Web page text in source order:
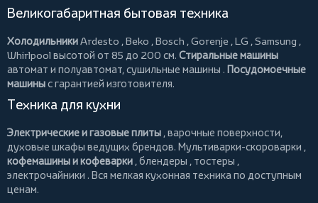
Великогабаритная бытовая техника
ХолодильникиArdesto ,Beko ,Bosch ,Gorenje ,LG ,Samsung ,
Whirlpool высотой от 85 до 200 см. Стиральные машины
автомат и полуавтомат,сушильные машины . Посудомоечные
машиныс гарантией изготовителя.
Техника для кухни
Электрические и газовые плиты , варочные поверхности,
духовые шкафы ведущих брендов. Мультиварки-скороварки ,
кофемашины и кофеварки ,блендеры , тостеры ,
электрочайники . Вся мелкая кухонная техника по доступным
ценам.